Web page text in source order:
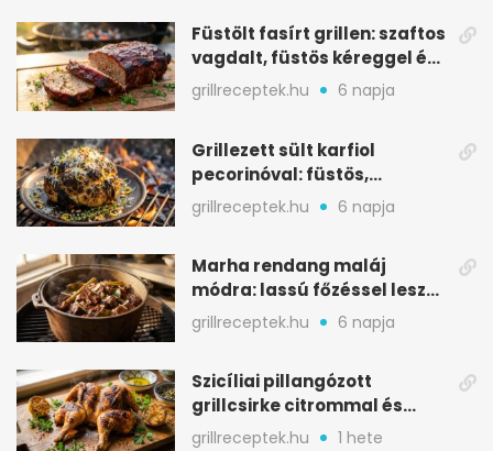
Füstölt fasírt grillen: szaftos
vagdalt, füstös kéreggel és
BBQ mázzal
grillreceptek.hu 6 napja
Grillezett sült karfiol
pecorinóval: füstös,
karamellizált nyári kedvenc
grillreceptek.hu 6 napja
Marha rendang maláj
módra: lassú főzéssel lesz
igazán szaftos
grillreceptek.hu 6 napja
Szicíliai pillangózott
grillcsirke citrommal és
oregánóval
grillreceptek.hu 1 hete